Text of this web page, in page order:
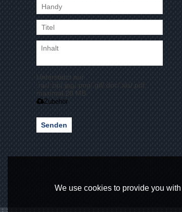
Unterstützt nur
.rar/.zip/.jpg/.png/.gif/.doc/.xls/.pdf,
maximal 20 MB
Zubehör
Senden
We use cookies to provide you